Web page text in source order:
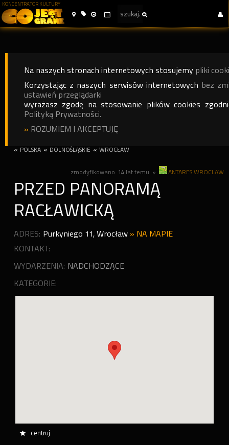
KONCENTRATOR KULTURY
Na naszych stronach internetowych stosujemy pliki
Korzystając z naszych serwisów internetowych bez
ustawień przeglądarki
wyrażasz zgodę na stosowanie plików cookies
Polityką Prywatności.
» ROZUMIEM I AKCEPTUJĘ
« POLSKA « DOLNOŚLĄSKIE « WROCŁAW
zmodyfikowano 14 lat temu » ANTARES.WROCLAW
PRZED PANORAMĄ
RACŁAWICKĄ
ADRES: Purkyniego 11,Wrocław » NA MAPIE
KONTAKT:
WYDARZENIA: NADCHODZĄCE
KATEGORIE:
centruj